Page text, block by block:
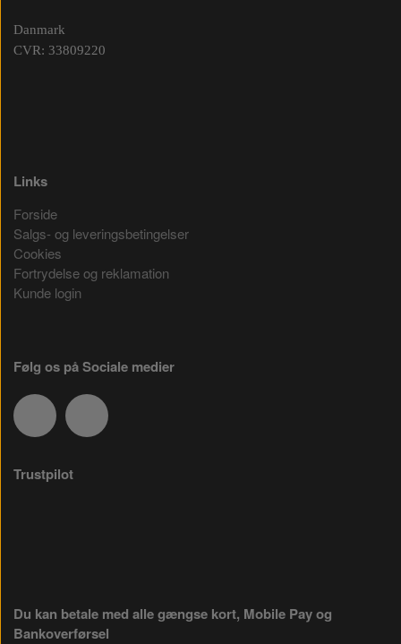
Danmark
CVR: 33809220
Links
Forside
Salgs- og leveringsbetingelser
Cookies
Fortrydelse og reklamation
Kunde login
Følg os på Sociale medier
Trustpilot
Du kan betale med alle gængse kort, Mobile Pay og
Bankoverførsel